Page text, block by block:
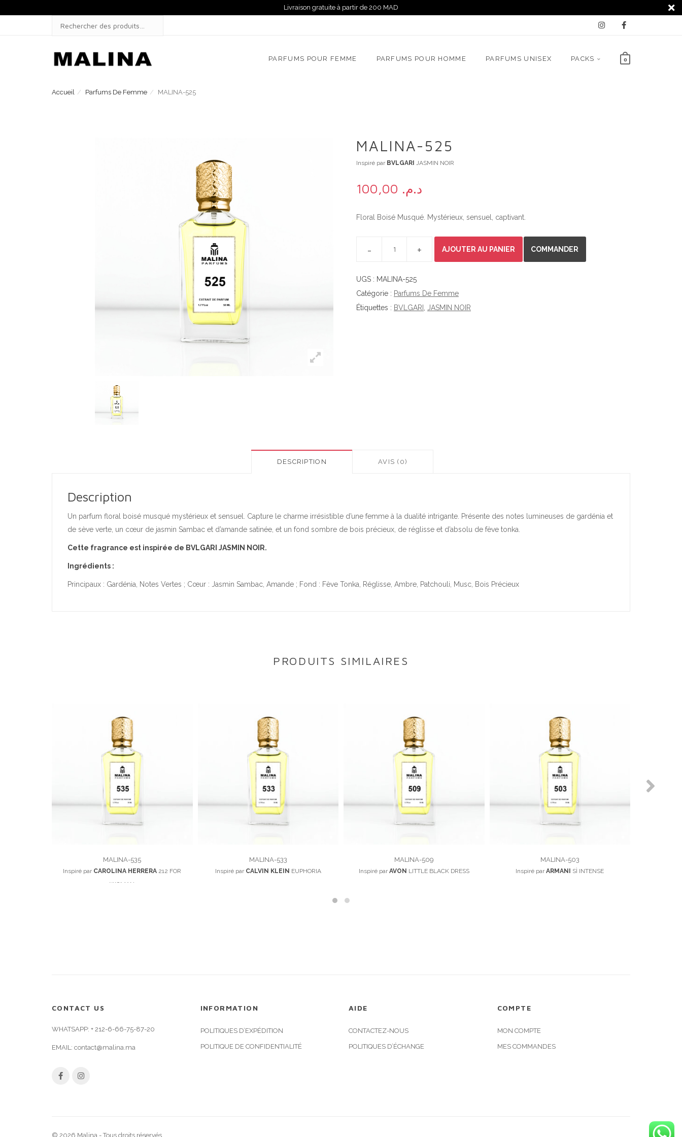
to
Livraison gratuite à partir de 200 MAD
SEARCH
PARFUMS POUR FEMME
PARFUMS POUR HOMME PARFUMS UNISEX PACKS 0
Accueil Parfums De Femme MALINA-525
MALINA-525
Inspiré par BVLGARI JASMIN NOIR
د.م.
Floral Boisé Musqué. Mystérieux, sensuel, captivant.
AJOUTER AU PANIER COMMANDER
UGS : MALINA-525
Catégorie : Parfums De Femme
Étiquettes : BVLGARI JASMIN NOIR
DESCRIPTION AVIS (0)
Description
Un parfum floral boisé musqué mystérieux et sensuel. Capture le charme irrésistible d’une femme à la dualité intrigante. Présente des notes lumineuses de gardénia et
de sève verte, un cœur de jasmin Sambac et d’amande satinée, et un fond sombre de bois précieux, de réglisse et d’absolu de fève tonka.
Cette fragrance est inspirée de BVLGARI JASMIN NOIR.
Ingrédients :
Principaux : Gardénia, Notes Vertes ; Cœur : Jasmin Sambac, Amande ; Fond : Fève Tonka, Réglisse, Ambre, Patchouli, Musc, Bois Précieux
PRODUITS SIMILAIRES
MALINA-535
Inspiré par CAROLINA HERRERA 212 FOR
WOMAN
MALINA-533
Inspiré par CALVIN KLEIN EUPHORIA
MALINA-509
Inspiré parAVON LITTLE BLACK DRESS
MALINA-503
Inspiré parARMANI SÌ INTENSE
CONTACT US
WHATSAPP: + 212-6-66-75-87-20
EMAIL: contact@malina.ma
INFORMATION
POLITIQUES D’EXPÉDITION
POLITIQUE DE CONFIDENTIALITÉ
AIDE
CONTACTEZ-NOUS
POLITIQUES D’ÉCHANGE
COMPTE
MON COMPTE
MES COMMANDES
© 2026 Malina - Tous droits réservés.